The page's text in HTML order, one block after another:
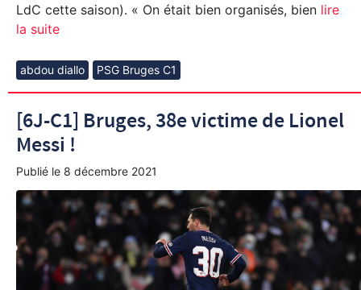
LdC cette saison). « On était bien organisés, bien lire
la suite
abdou diallo PSG Bruges C1
[6J-C1] Bruges, 38e victime de Lionel
Messi !
Publié le 8 décembre 2021